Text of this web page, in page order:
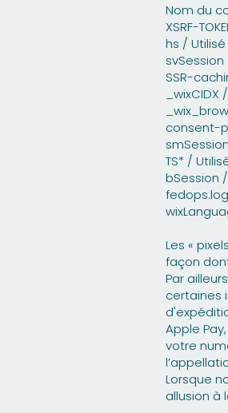
Nom du
XSRF-
hs /
SSR-
consent-
TS* /
bSession
Les «
façon
Par
certaines
Apple
votre
Lorsque
allusion à